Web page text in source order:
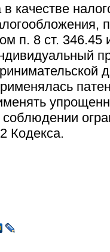
качестве
п. 8 ст. 346.45
Кодекса.